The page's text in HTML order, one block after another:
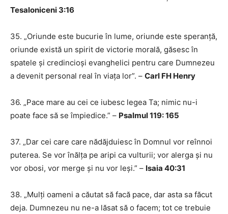
Tesaloniceni 3:16
35. „Oriunde este bucurie în lume, oriunde este speranță,
oriunde există un spirit de victorie morală, găsesc în
spatele și credincioși evanghelici pentru care Dumnezeu
a devenit personal real în viața lor”. – Carl FH Henry
36. „Pace mare au cei ce iubesc legea Ta; nimic nu-i
poate face să se împiedice.” – Psalmul 119: 165
37. „Dar cei care care nădăjduiesc în Domnul vor reînnoi
puterea. Se vor înălța pe aripi ca vulturii; vor alerga și nu
vor obosi, vor merge și nu vor leși.” – Isaia 40:31
38. „Mulți oameni a căutat să facă pace, dar asta sa făcut
deja. Dumnezeu nu ne-a lăsat să o facem; tot ce trebuie